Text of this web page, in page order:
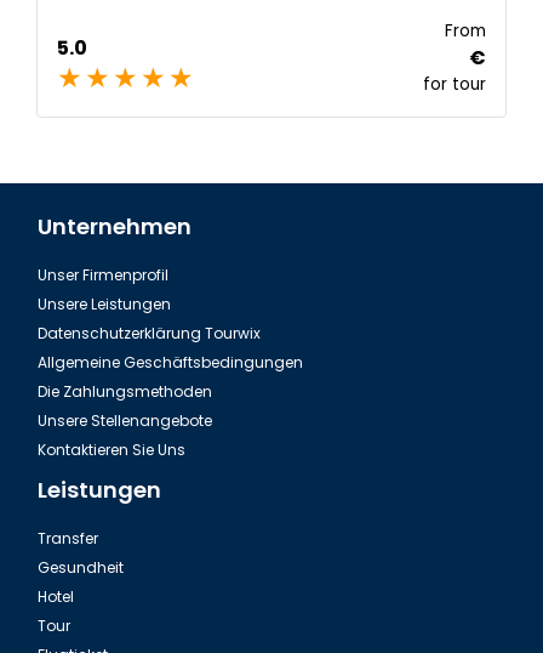
5.0
From
€
for tour
Unternehmen
Unser Firmenprofil
Unsere Leistungen
Datenschutzerklärung Tourwix
Allgemeine Geschäftsbedingungen
Die Zahlungsmethoden
Unsere Stellenangebote
Kontaktieren Sie Uns
Leistungen
Transfer
Gesundheit
Hotel
Tour